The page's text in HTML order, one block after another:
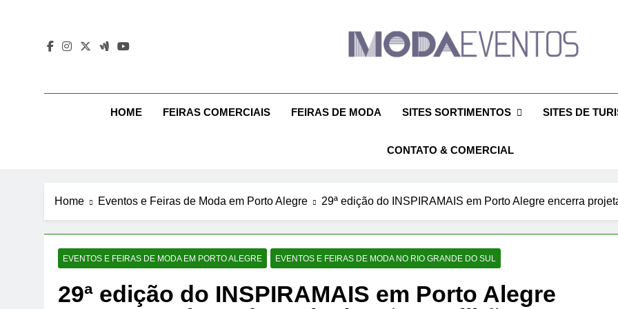
Feiras De
HOME
FEIRAS COMERCIAIS FEIRAS DE MODA SITES SORTIMENTOS SITES DE
CONTATO & COMERCIAL
Home Eventos e Feiras de Moda em Porto Alegre 29ª edição do INSPIRAMAIS em Porto Alegre encerra
EVENTOS E FEIRAS DE MODA EM PORTO ALEGRE EVENTOS E FEIRAS DE MODA NO RIO GRANDE DO SUL
29ª edição do INSPIRAMAIS em Porto Alegre